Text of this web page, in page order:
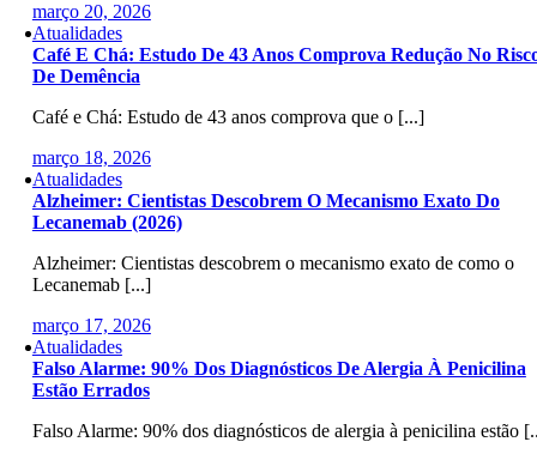
março 20, 2026
Atualidades
Café E Chá: Estudo De 43 Anos Comprova Redução No
De Demência
Café e Chá: Estudo de 43 anos comprova que o [...]
março 18, 2026
Atualidades
Alzheimer: Cientistas Descobrem O Mecanismo Exato Do
Lecanemab (2026)
Alzheimer: Cientistas descobrem o mecanismo exato de como o
Lecanemab [...]
março 17, 2026
Atualidades
Falso Alarme: 90% Dos Diagnósticos De Alergia À Penicilina
Estão Errados
Falso Alarme: 90% dos diagnósticos de alergia à penicilina estão